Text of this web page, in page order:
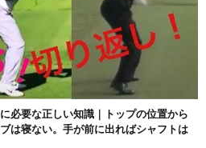
必要な正しい知識｜トップの位置から
は寝ない。手が前に出ればシャフトは